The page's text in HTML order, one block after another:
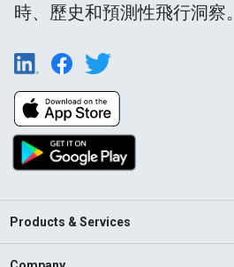
時、歷史和預測性飛行洞察。
Products & Services